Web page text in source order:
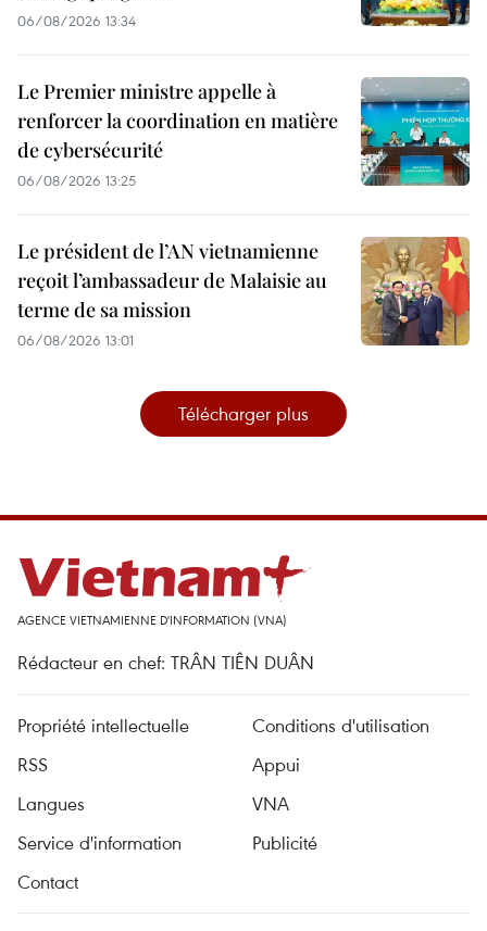
06/08/2026 13:34
Le Premier ministre appelle à
renforcer la coordination en matière
de cybersécurité
06/08/2026 13:25
Le président de l’AN vietnamienne
reçoit l’ambassadeur de Malaisie au
terme de sa mission
06/08/2026 13:01
Télécharger plus
AGENCE VIETNAMIENNE D'INFORMATION (VNA)
Rédacteur en chef: TRÂN TIÊN DUÂN
Propriété intellectuelle
Conditions d'utilisation
RSS
Appui
Langues
VNA
Service d'information
Publicité
Contact